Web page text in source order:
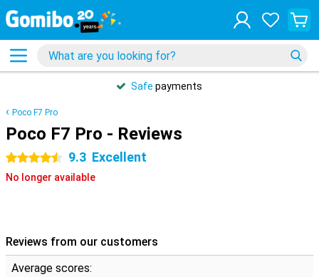
Safe payments
Poco F7 Pro
Poco F7 Pro - Reviews
4.5 stars 9.3 Excellent
No longer available
Reviews from our customers
Average scores: